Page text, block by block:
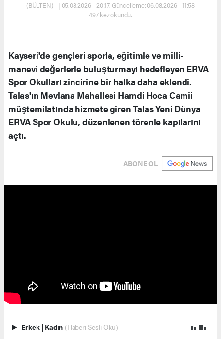
(BÜLTEN) - | 05.08.2026 - 20:17, Güncelleme: 06.08.2026 - 11:58
497 kez okundu.
Kayseri'de gençleri sporla, eğitimle ve milli-
manevi değerlerle buluşturmayı hedefleyen ERVA
Spor Okulları zincirine bir halka daha eklendi.
Talas'ın Mevlana Mahallesi Hamdi Hoca Camii
müştemilatında hizmete giren Talas Yeni Dünya
ERVA Spor Okulu, düzenlenen törenle kapılarını
açtı.
ABONE OL
Erkek | Kadın (Haberi Sesli Oku)